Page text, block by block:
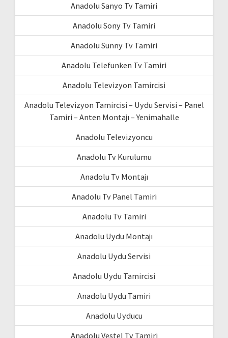
Anadolu Sanyo Tv Tamiri
Anadolu Sony Tv Tamiri
Anadolu Sunny Tv Tamiri
Anadolu Telefunken Tv Tamiri
Anadolu Televizyon Tamircisi
Anadolu Televizyon Tamircisi – Uydu Servisi – Panel
Tamiri – Anten Montajı – Yenimahalle
Anadolu Televizyoncu
Anadolu Tv Kurulumu
Anadolu Tv Montajı
Anadolu Tv Panel Tamiri
Anadolu Tv Tamiri
Anadolu Uydu Montajı
Anadolu Uydu Servisi
Anadolu Uydu Tamircisi
Anadolu Uydu Tamiri
Anadolu Uyducu
Anadolu Vestel Tv Tamiri